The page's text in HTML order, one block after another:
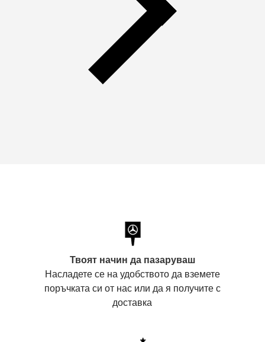
Твоят начин да пазаруваш
Насладете се на удобството да вземете
поръчката си от нас или да я получите с
доставка